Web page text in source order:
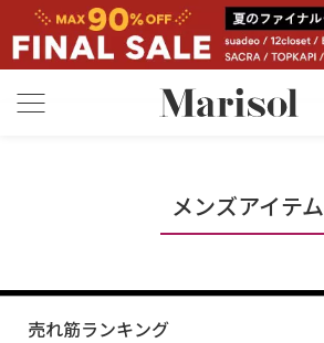
メンズアイテム
売れ筋ランキング